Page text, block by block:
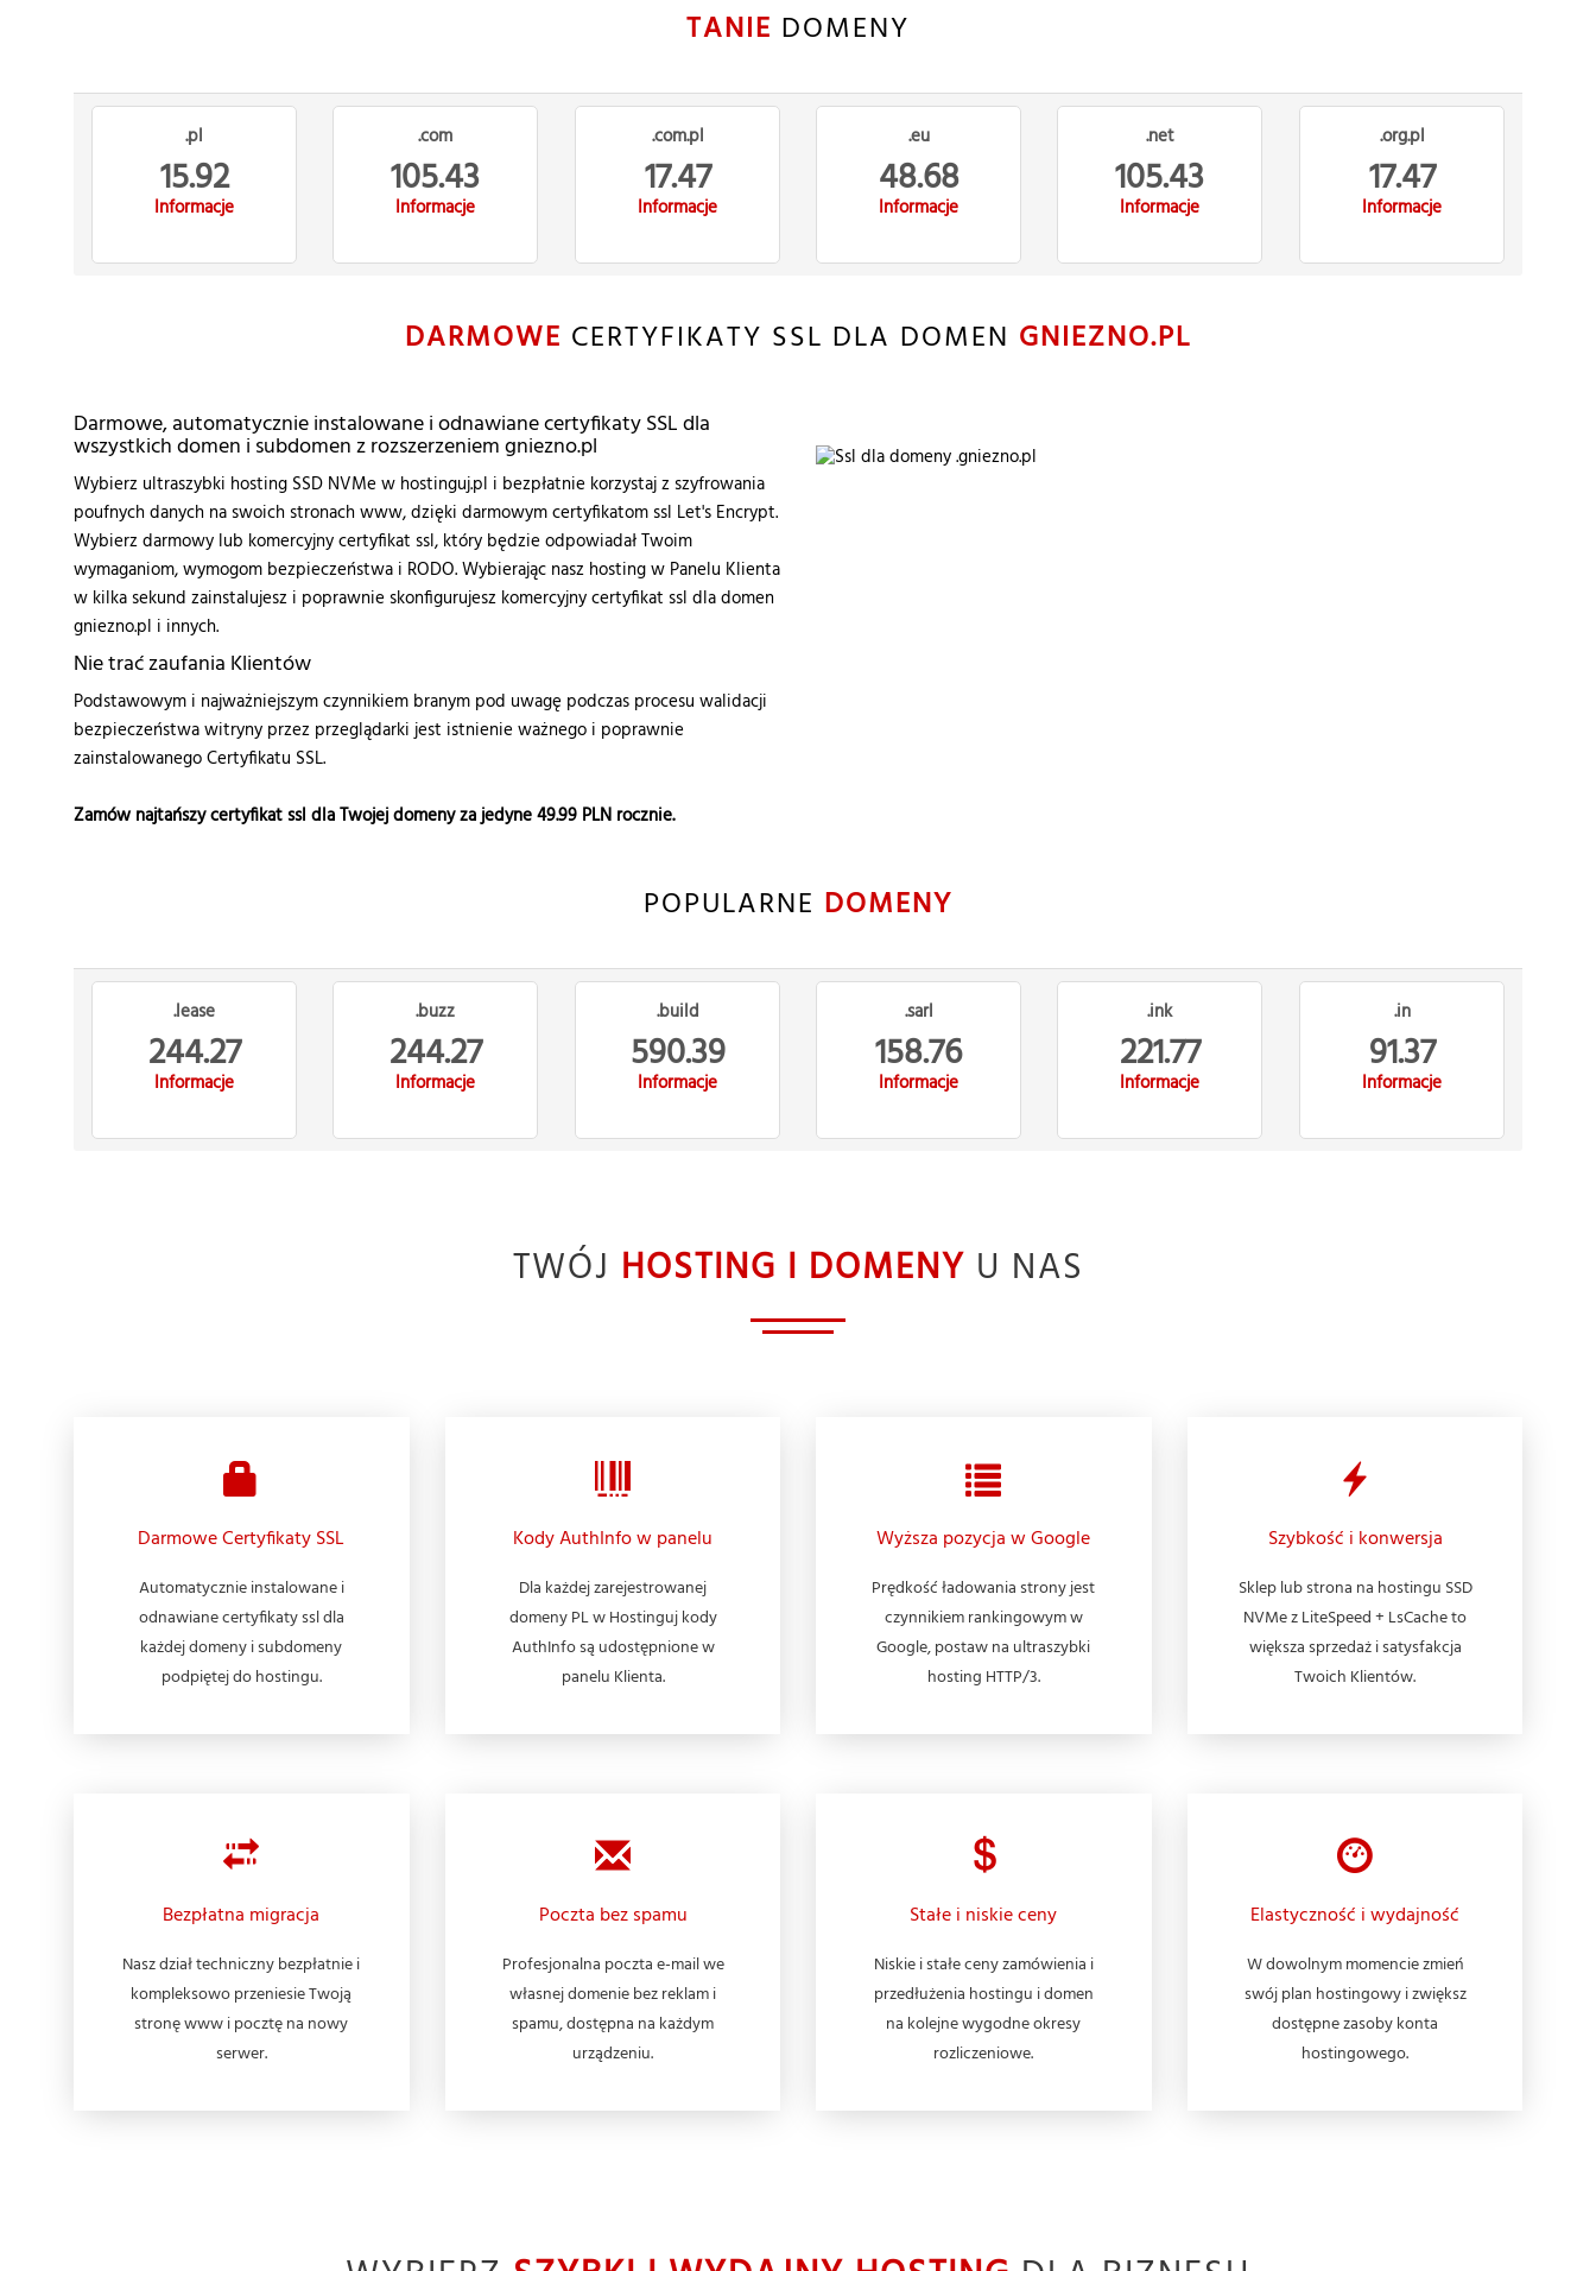
TANIE DOMENY
.pl
15.92
Informacje
.com
105.43
Informacje
.com.pl
17.47
Informacje
.eu
48.68
Informacje
.net
105.43
Informacje
.org.pl
17.47
Informacje
DARMOWE CERTYFIKATY SSL DLA DOMEN GNIEZNO.PL
Darmowe, automatycznie instalowane i odnawiane certyfikaty SSL dla
wszystkich domen i subdomen z rozszerzeniem gniezno.pl
Wybierz ultraszybki hosting SSD NVMe w hostinguj.pl i bezpłatnie korzystaj z szyfrowania
poufnych danych na swoich stronach www, dzięki darmowym certyfikatom ssl Let's Encrypt.
Wybierz darmowy lub komercyjny certyfikat ssl, który będzie odpowiadał Twoim
wymaganiom, wymogom bezpieczeństwa i RODO. Wybierając nasz hosting w Panelu Klienta
w kilka sekund zainstalujesz i poprawnie skonfigurujesz komercyjny certyfikat ssl dla domen
gniezno.pl i innych.
Nie trać zaufania Klientów
Podstawowym i najważniejszym czynnikiem branym pod uwagę podczas procesu walidacji
bezpieczeństwa witryny przez przeglądarki jest istnienie ważnego i poprawnie
zainstalowanego Certyfikatu SSL.
Zamów najtańszy certyfikat ssl dla Twojej domeny za jedyne49.99 PLN rocznie.
POPULARNE DOMENY
.lease
244.27
Informacje
.buzz
244.27
Informacje
.build
590.39
Informacje
.sarl
158.76
Informacje
.ink
221.77
Informacje
.in
91.37
Informacje
TWÓJ HOSTING I DOMENY U NAS
Darmowe Certyfikaty SSL
Automatycznie instalowane i
odnawiane certyfikaty ssl dla
każdej domeny i subdomeny
podpiętej do hostingu.
Kody AuthInfo w panelu
Dla każdej zarejestrowanej
domeny PL w Hostinguj kody
AuthInfo są udostępnione w
panelu Klienta.
Wyższa pozycja w Google
Prędkość ładowania strony jest
czynnikiem rankingowym w
Google, postaw na ultraszybki
hosting HTTP/3.
Szybkość i konwersja
Sklep lub strona na hostingu SSD
NVMe z LiteSpeed + LsCache to
większa sprzedaż i satysfakcja
Twoich Klientów.
Bezpłatna migracja
Nasz dział techniczny bezpłatnie i
kompleksowo przeniesie Twoją
stronę www i pocztę na nowy
serwer.
Poczta bez spamu
Profesjonalna poczta e-mail we
własnej domenie bez reklam i
spamu, dostępna na każdym
urządzeniu.
Stałe i niskie ceny
Niskie i stałe ceny zamówienia i
przedłużenia hostingu i domen
na kolejne wygodne okresy
rozliczeniowe.
Elastyczność i wydajność
W dowolnym momencie zmień
swój plan hostingowy i zwiększ
dostępne zasoby konta
hostingowego.